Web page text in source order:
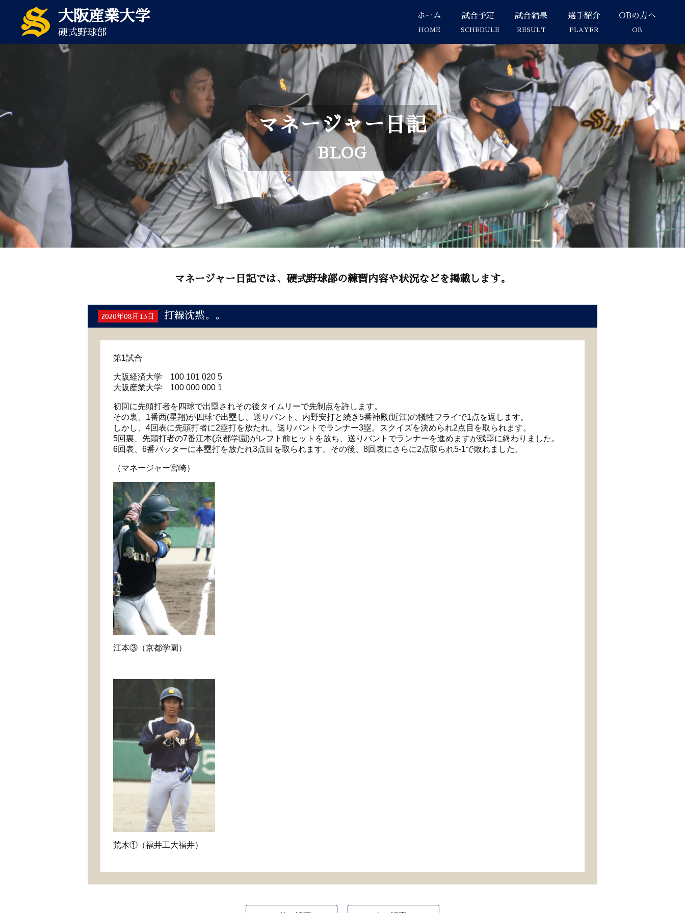
大阪産業大学
硬式野球部
ホーム
HOME
試合予定
SCHEDULE
試合結果
RESULT
選手紹介
PLAYER
OBの方へ
OB
マネージャー日記
BLOG
マネージャー日記では、硬式野球部の練習内容や状況などを掲載します。
2020年08月13日 打線沈黙。。
第1試合
大阪経済大学 100 101 020 5
大阪産業大学 100 000 000 1
初回に先頭打者を四球で出塁されその後タイムリーで先制点を許します。
その裏、1番西(星翔)が四球で出塁し、送りバント、内野安打と続き5番神殿(近江)の犠牲フライで1点を返します。
しかし、4回表に先頭打者に2塁打を放たれ、送りバントでランナー3塁。スクイズを決められ2点目を取られます。
5回裏、先頭打者の7番江本(京都学園)がレフト前ヒットを放ち、送りバントでランナーを進めますが残塁に終わりました。
6回表、6番バッターに本塁打を放たれ3点目を取られます。その後、8回表にさらに2点取られ5-1で敗れました。
（マネージャー宮崎）
江本③（京都学園）
荒木①（福井工大福井）